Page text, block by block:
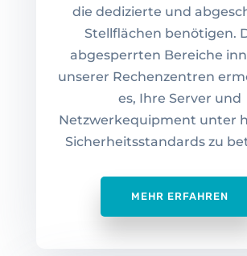
die dedizierte und
Stellflächen benötigen.
abgesperrten Bereiche
unserer Rechenzentren
es, Ihre Server und
Netzwerkequipment unter
Sicherheitsstandards zu
MEHR ERFAHREN